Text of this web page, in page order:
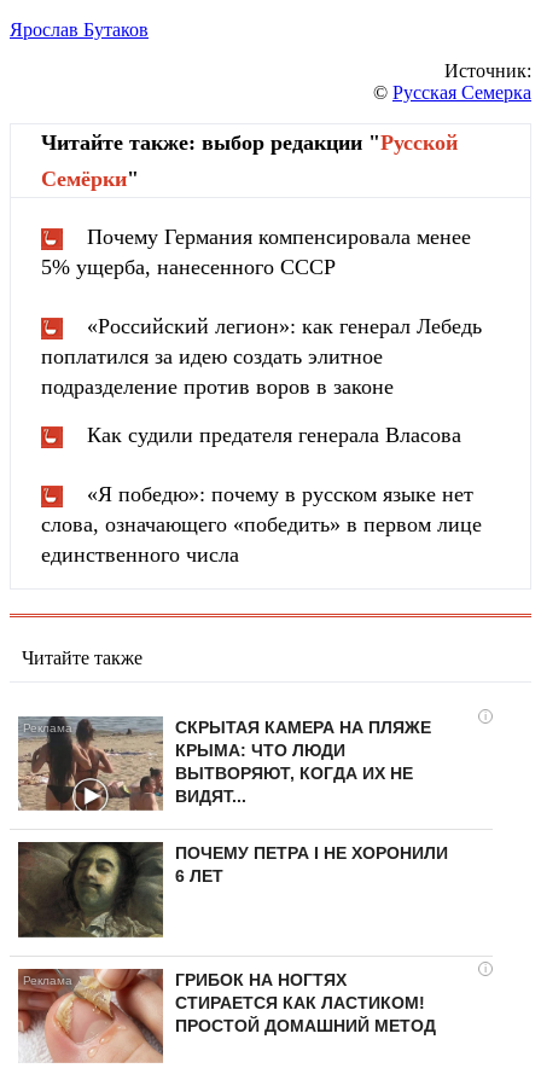
Ярослав Бутаков
Источник:
© Русская Семерка
Читайте также: выбор редакции "Русской
Cемёрки"
Почему Германия компенсировала менее
5% ущерба, нанесенного СССР
«Российский легион»: как генерал Лебедь
поплатился за идею создать элитное
подразделение против воров в законе
Как судили предателя генерала Власова
«Я победю»: почему в русском языке нет
слова, означающего «победить» в первом лице
единственного числа
Читайте также
i
СКРЫТАЯ КАМЕРА НА ПЛЯЖЕ
КРЫМА: ЧТО ЛЮДИ
ВЫТВОРЯЮТ, КОГДА ИХ НЕ
ВИДЯТ...
ПОЧЕМУ ПЕТРА I НЕ ХОРОНИЛИ
6 ЛЕТ
i
ГРИБОК НА НОГТЯХ
СТИРАЕТСЯ КАК ЛАСТИКОМ!
ПРОСТОЙ ДОМАШНИЙ МЕТОД